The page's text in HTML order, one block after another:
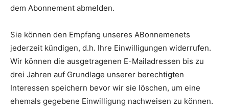
dem Abonnement abmelden.
Sie können den Empfang unseres ABonnemenets
jederzeit kündigen, d.h. Ihre Einwilligungen widerrufen.
Wir können die ausgetragenen E-Mailadressen bis zu
drei Jahren auf Grundlage unserer berechtigten
Interessen speichern bevor wir sie löschen, um eine
ehemals gegebene Einwilligung nachweisen zu können.